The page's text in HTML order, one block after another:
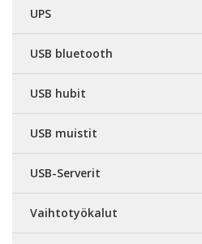
UPS
USB bluetooth
USB hubit
USB muistit
USB-Serverit
Vaihtotyökalut